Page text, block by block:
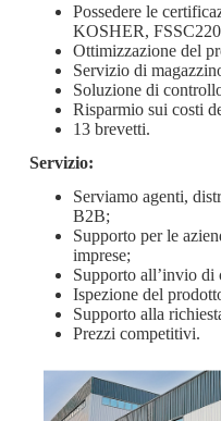
Possedere le
KOSHER,
Ottimizzazione del
Servizio di
Soluzione di
Risparmio sui costi
13 brevetti.
Servizio:
Serviamo agenti,
B2B;
Supporto per le
imprese;
Supporto all’invio di
Ispezione del
Supporto alla
Prezzi competitivi.